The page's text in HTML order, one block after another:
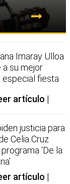
Imaray Ulloa
su mejor
especial fiesta
artículo
justicia para
Celia Cruz
‘De la
artículo